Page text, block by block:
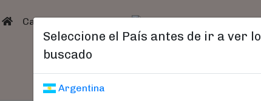
(current)
Catálogo Catálogo
Seleccione el País antes de ir a ver lo
buscado
Argentina